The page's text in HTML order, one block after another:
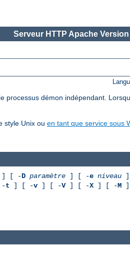
Serveur HTTP Apache Version
démon indépendant.
style Unix ou en tant que service sous
] [ -D paramètre ] [ -e niveau
t ] [ -v ] [ -V] [ -X] [ -M